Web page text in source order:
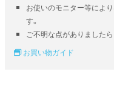
お使いのモニター等によ
す。
ご不明な点がありました
お買い物ガイド